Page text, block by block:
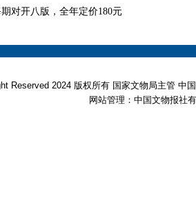
开八版，全年定价180元
Reserved 2024 版权所有 国家文物局主管
网站管理：中国文物报社